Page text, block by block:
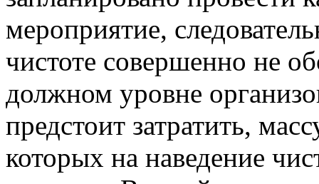
мероприятие,
чистоте совершенно не
должном уровне
предстоит затратить,
которых на наведение